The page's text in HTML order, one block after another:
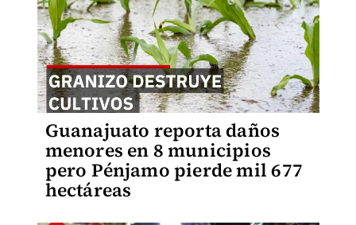
Guanajuato reporta daños
menores en 8 municipios
pero Pénjamo pierde mil 677
hectáreas